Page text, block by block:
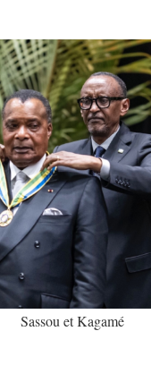
Sassou et Kagamé